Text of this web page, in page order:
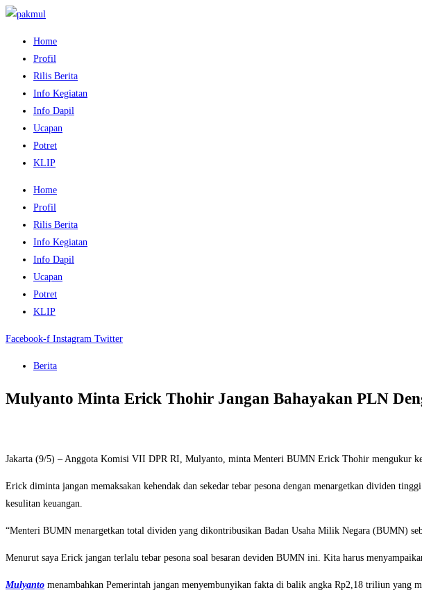
Home
Profil
Rilis Berita
Info Kegiatan
Info Dapil
Ucapan
Potret
KLIP
Home
Profil
Rilis Berita
Info Kegiatan
Info Dapil
Ucapan
Potret
KLIP
Facebook-f Instagram Twitter
Berita
Mulyanto Minta Erick Thohir Jangan Bahayakan PLN
Jakarta (9/5) – Anggota Komisi VII DPR RI, Mulyanto, minta Menteri BUMN Erick Thohir mengukur
Erick diminta jangan memaksakan kehendak dan sekedar tebar pesona dengan menargetkan dividen
kesulitan keuangan.
“Menteri BUMN menargetkan total dividen yang dikontribusikan Badan Usaha Milik Negara (BUMN)
Menurut saya Erick jangan terlalu tebar pesona soal besaran deviden BUMN ini. Kita harus
Mulyanto menambahkan Pemerintah jangan menyembunyikan fakta di balik angka Rp2,18 triliun